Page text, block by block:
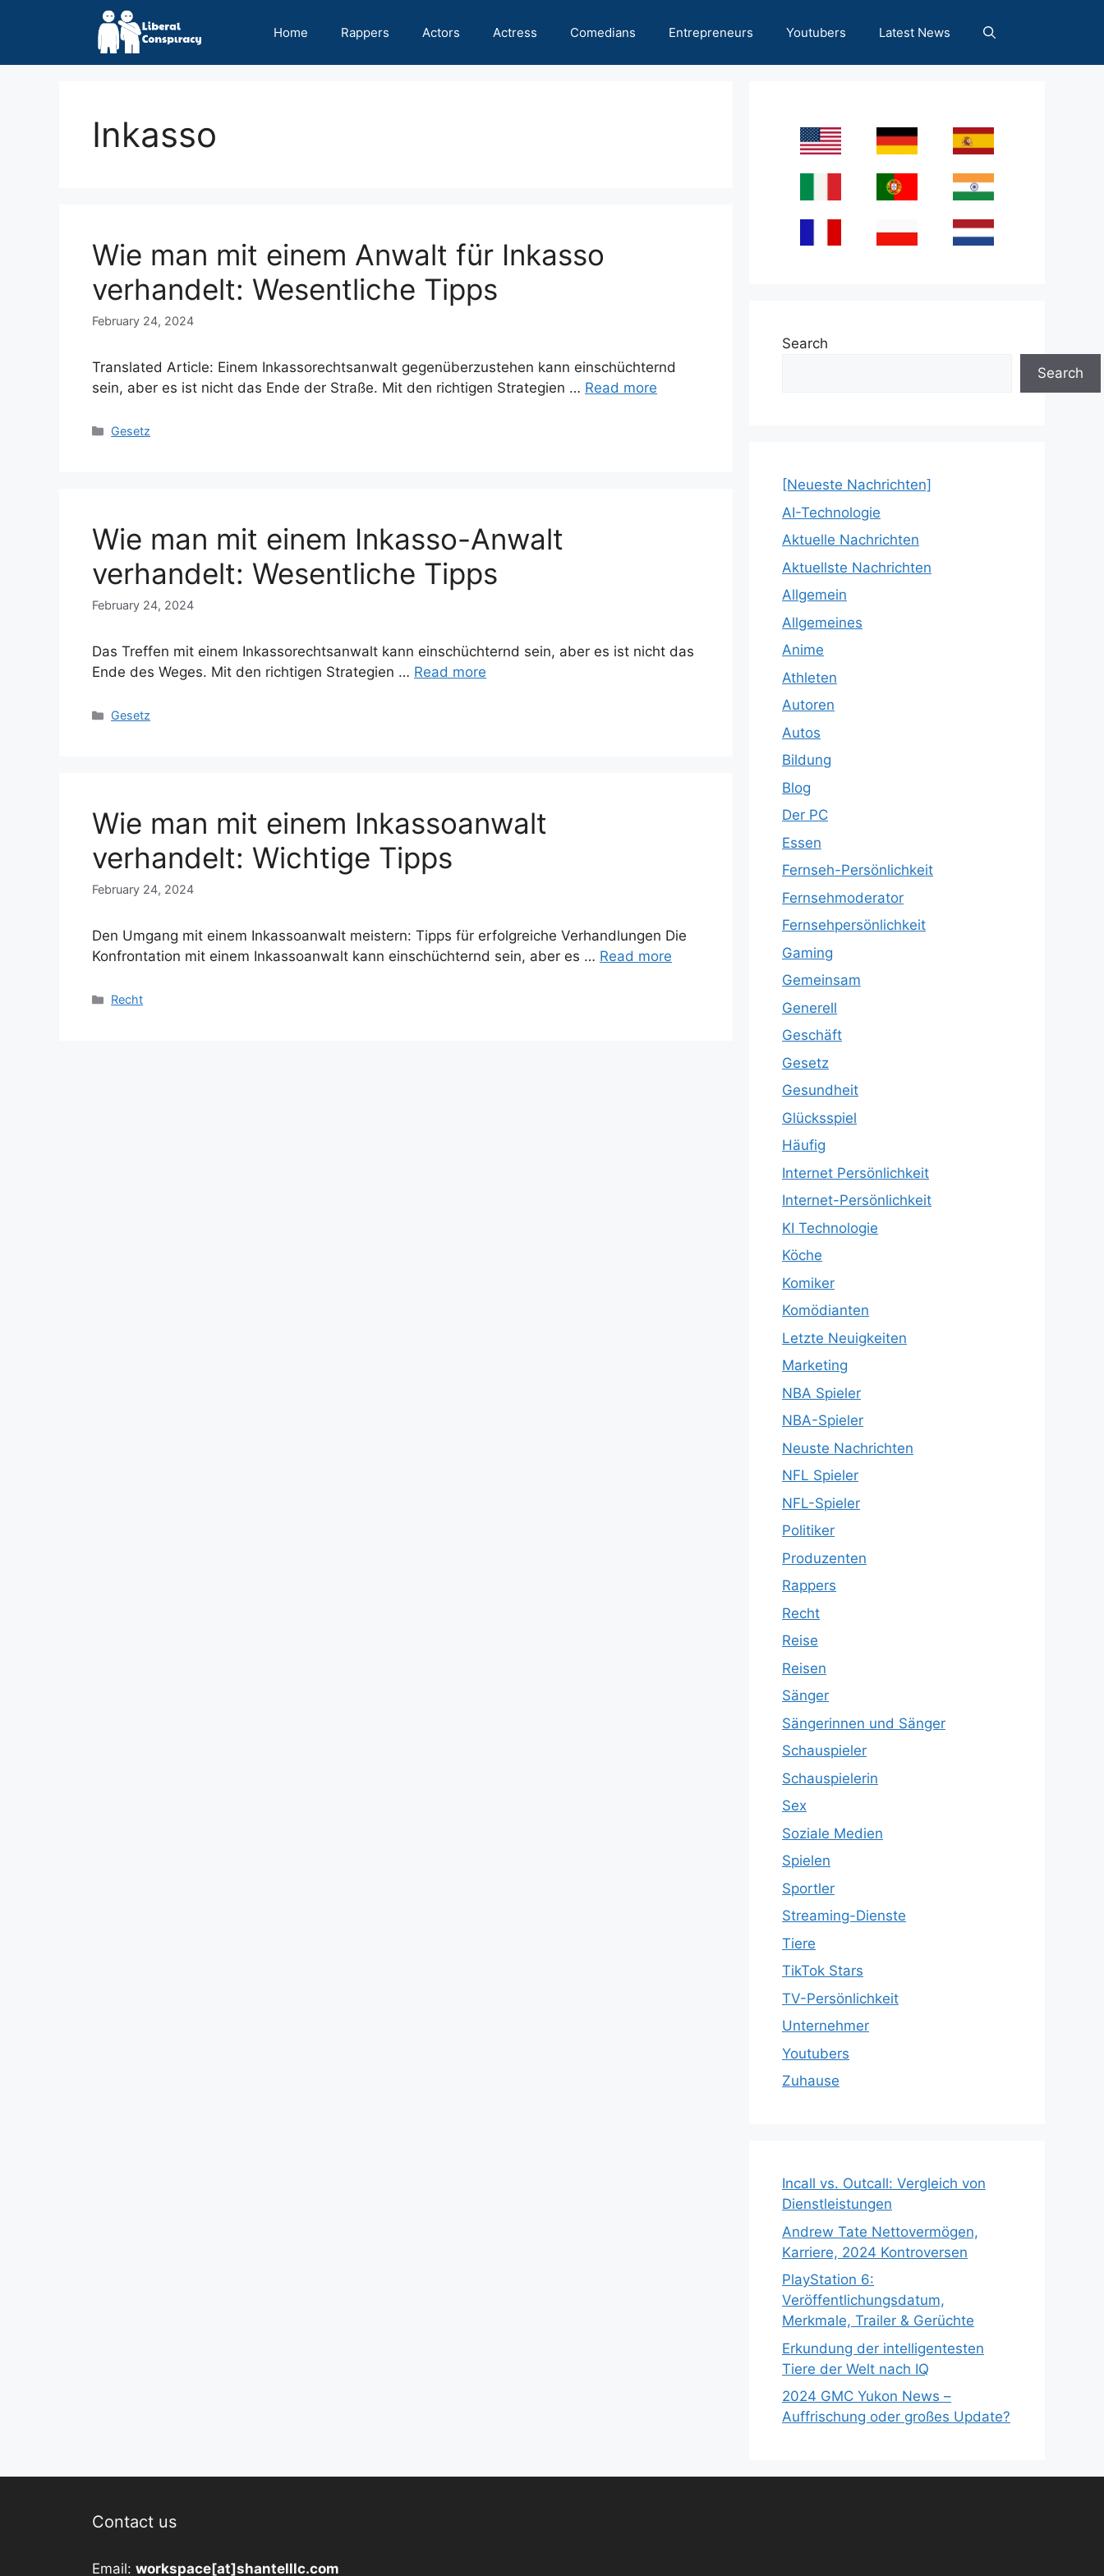
Home Rappers Actors Actress Comedians Entrepreneurs Youtubers Latest News
Inkasso
Wie man mit einem Anwalt für Inkasso
verhandelt: Wesentliche Tipps
February 24, 2024
Translated Article: Einem Inkassorechtsanwalt gegenüberzustehen kann einschüchternd
sein, aber es ist nicht das Ende der Straße. Mit den richtigen Strategien … Read more
Categories
Gesetz
Wie man mit einem Inkasso-Anwalt
verhandelt: Wesentliche Tipps
February 24, 2024
Das Treffen mit einem Inkassorechtsanwalt kann einschüchternd sein, aber es ist nicht das
Ende des Weges. Mit den richtigen Strategien … Read more
Categories
Gesetz
Wie man mit einem Inkassoanwalt
verhandelt: Wichtige Tipps
February 24, 2024
Den Umgang mit einem Inkassoanwalt meistern: Tipps für erfolgreiche Verhandlungen Die
Konfrontation mit einem Inkassoanwalt kann einschüchternd sein, aber es … Read more
Categories
Recht
Search
Search
[Neueste Nachrichten]
AI-Technologie
Aktuelle Nachrichten
Aktuellste Nachrichten
Allgemein
Allgemeines
Anime
Athleten
Autoren
Autos
Bildung
Blog
Der PC
Essen
Fernseh-Persönlichkeit
Fernsehmoderator
Fernsehpersönlichkeit
Gaming
Gemeinsam
Generell
Geschäft
Gesetz
Gesundheit
Glücksspiel
Häufig
Internet Persönlichkeit
Internet-Persönlichkeit
KI Technologie
Köche
Komiker
Komödianten
Letzte Neuigkeiten
Marketing
NBA Spieler
NBA-Spieler
Neuste Nachrichten
NFL Spieler
NFL-Spieler
Politiker
Produzenten
Rappers
Recht
Reise
Reisen
Sänger
Sängerinnen und Sänger
Schauspieler
Schauspielerin
Sex
Soziale Medien
Spielen
Sportler
Streaming-Dienste
Tiere
TikTok Stars
TV-Persönlichkeit
Unternehmer
Youtubers
Zuhause
Incall vs. Outcall: Vergleich von
Dienstleistungen
Andrew Tate Nettovermögen,
Karriere, 2024 Kontroversen
PlayStation 6:
Veröffentlichungsdatum,
Merkmale, Trailer & Gerüchte
Erkundung der intelligentesten
Tiere der Welt nach IQ
2024 GMC Yukon News –
Auffrischung oder großes Update?
Contact us
Email: workspace[at]shantelllc.com